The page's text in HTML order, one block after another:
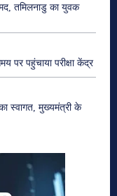
तमिलनाडु का युवक
पर पहुंचाया परीक्षा केंद्र
स्वागत, मुख्यमंत्री के